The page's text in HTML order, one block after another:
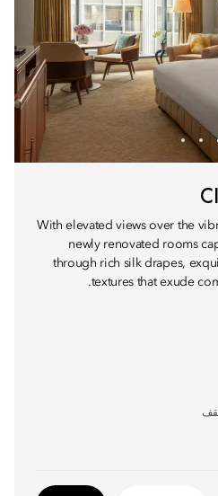
With elevated views over the
newly renovated rooms
through rich silk drapes,
textures that exude